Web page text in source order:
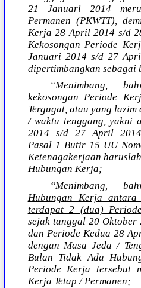
21 Januari 2014
Permanen (PKWTT),
Kerja 28 April 2014 s/d
Kekosongan Periode
Januari 2014 s/d 27
dipertimbangkan sebagai
“Menimbang,
kekosongan Periode
Tergugat, atau yang
/ waktu tenggang, yakni
2014 s/d 27 April
Pasal 1 Butir 15 UU
Ketenagakerjaan
Hubungan Kerja;
“Menimbang,
Hubungan Kerja antara
terdapat 2 (dua)
sejak tanggal 20
dan Periode Kedua 28
dengan Masa Jeda /
Bulan Tidak Ada
Periode Kerja tersebut
Kerja Tetap / Permanen;